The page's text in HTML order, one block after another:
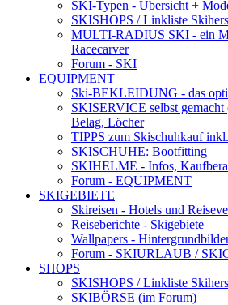
SKI-Typen - Übersicht +
SKISHOPS / Linkliste
MULTI-RADIUS SKI - ein
Racecarver
Forum - SKI
EQUIPMENT
Ski-BEKLEIDUNG - das
SKISERVICE selbst gemacht
Belag, Löcher
TIPPS zum Skischuhkaufinkl.
SKISCHUHE: Bootfitting
SKIHELME - Infos,
Forum - EQUIPMENT
SKIGEBIETE
Skireisen - Hotels und
Reiseberichte - Skigebiete
Wallpapers -
Forum - SKIURLAUB /
SHOPS
SKISHOPS / Linkliste
SKIBÖRSE (im Forum)